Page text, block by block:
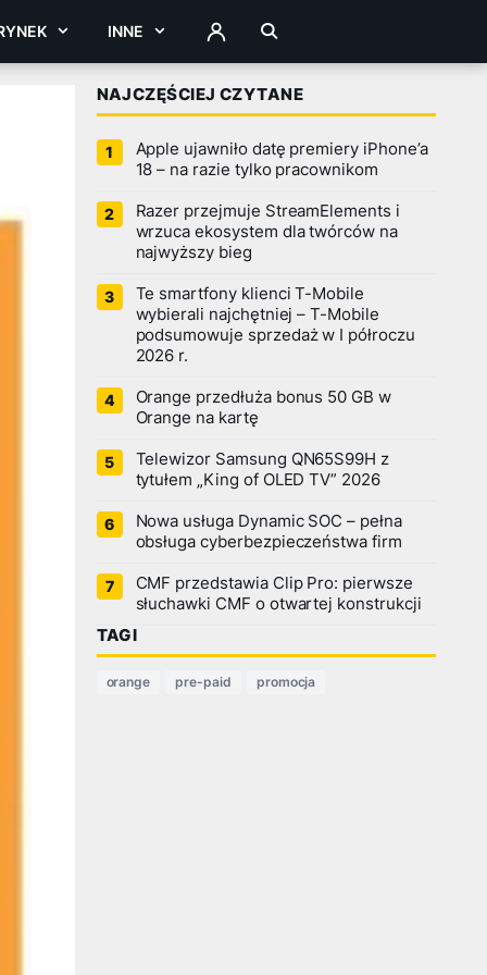
INNE ZALOGUJ
NAJCZĘŚCIEJ CZYTANE
Apple ujawniło datę premiery iPhone’a
18 – na razie tylko pracownikom
Razer przejmuje StreamElements i
wrzuca ekosystem dla twórców na
najwyższy bieg
Te smartfony klienci T-Mobile
wybierali najchętniej – T-Mobile
podsumowuje sprzedaż w I półroczu
2026 r.
Orange przedłuża bonus 50 GB w
Orange na kartę
Telewizor Samsung QN65S99H z
tytułem „King of OLED TV” 2026
Nowa usługa Dynamic SOC – pełna
obsługa cyberbezpieczeństwa firm
CMF przedstawia Clip Pro: pierwsze
słuchawki CMF o otwartej konstrukcji
TAGI
orange pre-paid promocja